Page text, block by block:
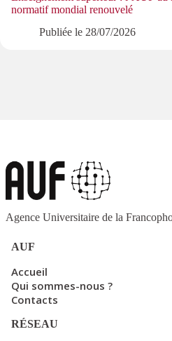
normatif mondial renouvelé
Publiée le 28/07/2026
Agence Universitaire de la
AUF
Accueil
Qui sommes-nous ?
Contacts
RÉSEAU